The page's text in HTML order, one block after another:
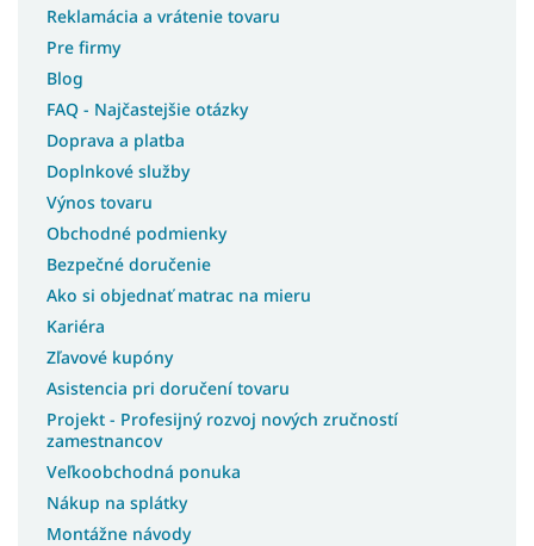
Reklamácia a vrátenie tovaru
Pre firmy
Blog
FAQ - Najčastejšie otázky
Doprava a platba
Doplnkové služby
Výnos tovaru
Obchodné podmienky
Bezpečné doručenie
Ako si objednať matrac na mieru
Kariéra
Zľavové kupóny
Asistencia pri doručení tovaru
Projekt - Profesijný rozvoj nových zručností
zamestnancov
Veľkoobchodná ponuka
Nákup na splátky
Montážne návody